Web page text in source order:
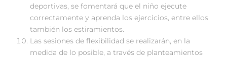
deportivas, se fomentará que el niño ejecute
correctamente y aprenda los ejercicios, entre ellos
también los estiramientos.
Las sesiones de flexibilidad se realizarán, en la
medida de lo posible, a través de planteamientos